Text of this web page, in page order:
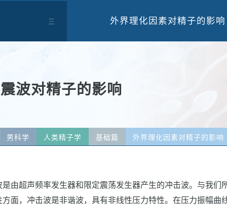
三 外界理化因素对精子的影响
波对精子的影响
男科学 人类精子学 基础篇 外界理化因素对精子的影响
是由超声频率发生器和限定震荡发生器产生的冲击波。与我们
方面，冲击波是非谐波，具有非线性压力特性。在压力振幅曲